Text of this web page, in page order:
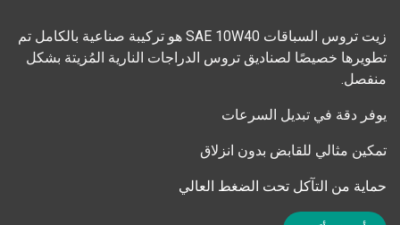
زيت تروس السباقات SAE 10W40 هو تركيبة صناعية بالكامل تم
تطويرها خصيصًا لصناديق تروس الدراجات النارية المُزيتة بشكل
منفصل.
يوفر دقة في تبديل السرعات
تمكين مثالي للقابض بدون انزلاق
حماية من التآكل تحت الضغط العالي